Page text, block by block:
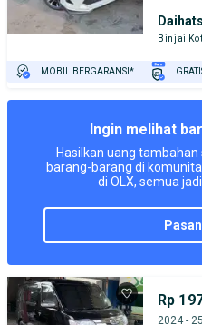
Binjai
MOBIL BERGARANSI*
Ingin melihat
Hasilkan uang
barang-barang di
di OLX, semua
Rp
2024 -